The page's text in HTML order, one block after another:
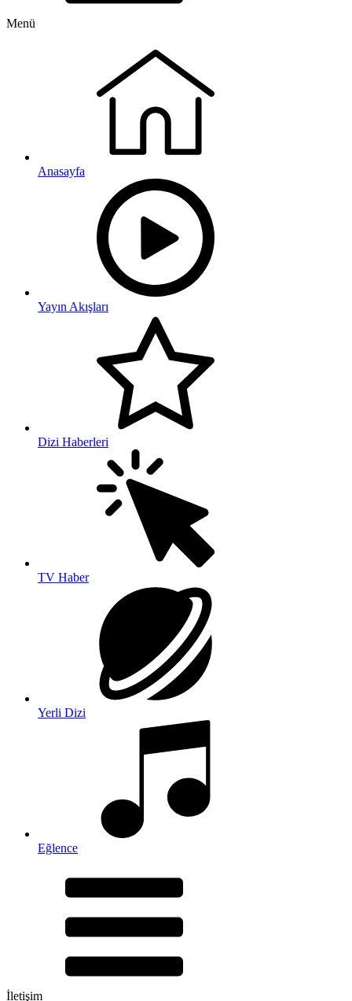
Menü
Anasayfa
Yayın Akışları
Dizi Haberleri
TV Haber
Yerli Dizi
Eğlence
İletişim